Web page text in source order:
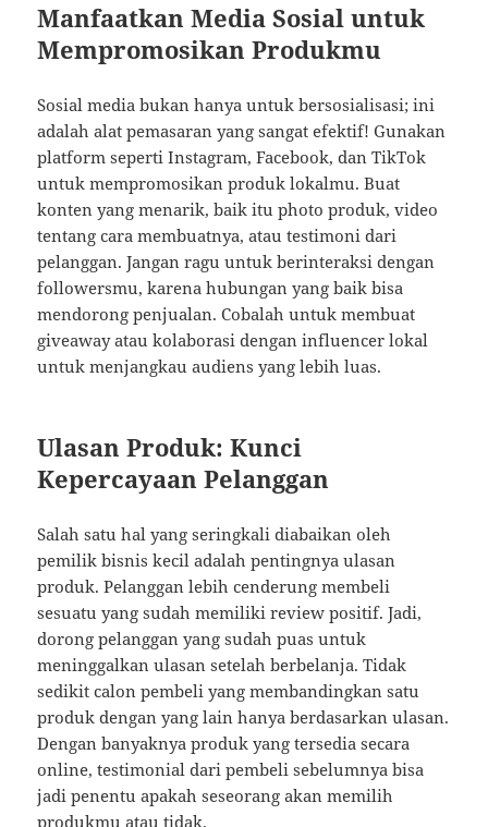
Manfaatkan Media Sosial untuk
Mempromosikan Produkmu
Sosial media bukan hanya untuk bersosialisasi; ini
adalah alat pemasaran yang sangat efektif! Gunakan
platform seperti Instagram, Facebook, dan TikTok
untuk mempromosikan produk lokalmu. Buat
konten yang menarik, baik itu photo produk, video
tentang cara membuatnya, atau testimoni dari
pelanggan. Jangan ragu untuk berinteraksi dengan
followersmu, karena hubungan yang baik bisa
mendorong penjualan. Cobalah untuk membuat
giveaway atau kolaborasi dengan influencer lokal
untuk menjangkau audiens yang lebih luas.
Ulasan Produk: Kunci
Kepercayaan Pelanggan
Salah satu hal yang seringkali diabaikan oleh
pemilik bisnis kecil adalah pentingnya ulasan
produk. Pelanggan lebih cenderung membeli
sesuatu yang sudah memiliki review positif. Jadi,
dorong pelanggan yang sudah puas untuk
meninggalkan ulasan setelah berbelanja. Tidak
sedikit calon pembeli yang membandingkan satu
produk dengan yang lain hanya berdasarkan ulasan.
Dengan banyaknya produk yang tersedia secara
online, testimonial dari pembeli sebelumnya bisa
jadi penentu apakah seseorang akan memilih
produkmu atau tidak.